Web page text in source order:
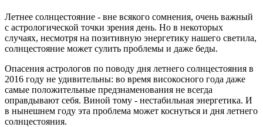
Летнее солнцестояние - вне всякого сомнения, очень важный
с астрологической точки зрения день. Но в некоторых
случаях, несмотря на позитивную энергетику нашего светила,
солнцестояние может сулить проблемы и даже беды.
Опасения астрологов по поводу дня летнего солнцестояния в
2016 году не удивительны: во время високосного года даже
самые положительные предзнаменования не всегда
оправдывают себя. Виной тому - нестабильная энергетика. И
в нынешнем году эта проблема может коснуться и дня летнего
солнцестояния.